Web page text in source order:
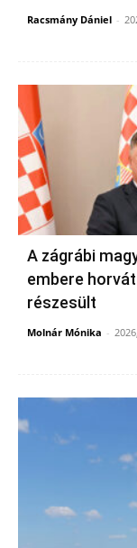
Racsmány Dániel -
A zágrábi
embere
részesült
Molnár Mónika -